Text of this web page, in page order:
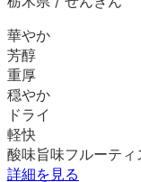
華やか
芳醇
重厚
穏やか
ドライ
軽快
酸味旨味フルーティ
詳細を見る